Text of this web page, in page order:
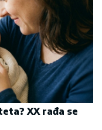
XX rađa se